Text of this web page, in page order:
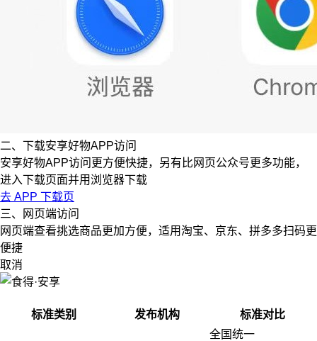
二、下载安享好物APP访问
安享好物APP访问更方便快捷，另有比网页公众号更多功能，
进入下载页面并用浏览器下载
去 APP 下载页
三、网页端访问
网页端查看挑选商品更加方便，适用淘宝、京东、拼多多扫码更
便捷
取消
标准类别 发布机构 标准对比
全国统一